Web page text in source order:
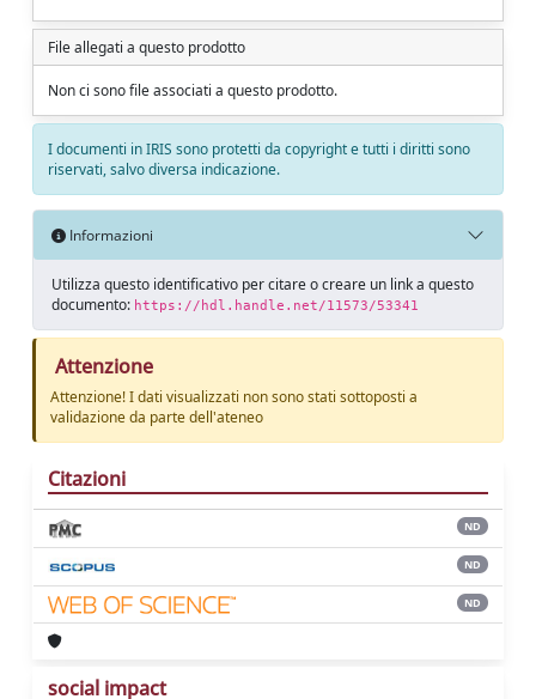
File allegati a questo prodotto
Non ci sono file associati a questo prodotto.
I documenti in IRIS sono protetti da copyright e tutti i diritti sono
riservati, salvo diversa indicazione.
Informazioni
Utilizza questo identificativo per citare o creare un link a questo
documento: https://hdl.handle.net/11573/53341
Attenzione
Attenzione! I dati visualizzati non sono stati sottoposti a
validazione da parte dell'ateneo
Citazioni
ND
ND
ND
social impact